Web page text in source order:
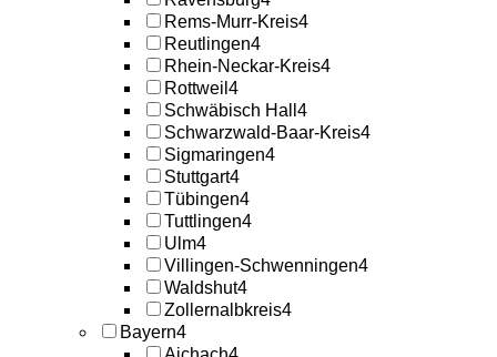
Rems-Murr-Kreis4
Reutlingen4
Rhein-Neckar-Kreis4
Rottweil 4
Schwäbisch Hall 4
Schwarzwald-Baar-Kreis4
Sigmaringen4
Stuttgart4
Tübingen4
Tuttlingen4
Ulm4
Villingen-Schwenningen4
Waldshut4
Zollernalbkreis4
Bayern4